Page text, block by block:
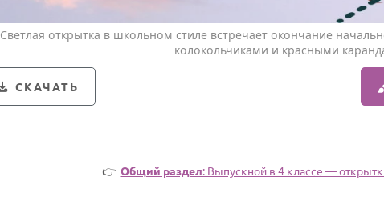
Светлая открытка в школьном стиле встречает окончание
колокольчиками и красными
СКАЧАТЬ
👉 Общий раздел: Выпускной в 4 классе —